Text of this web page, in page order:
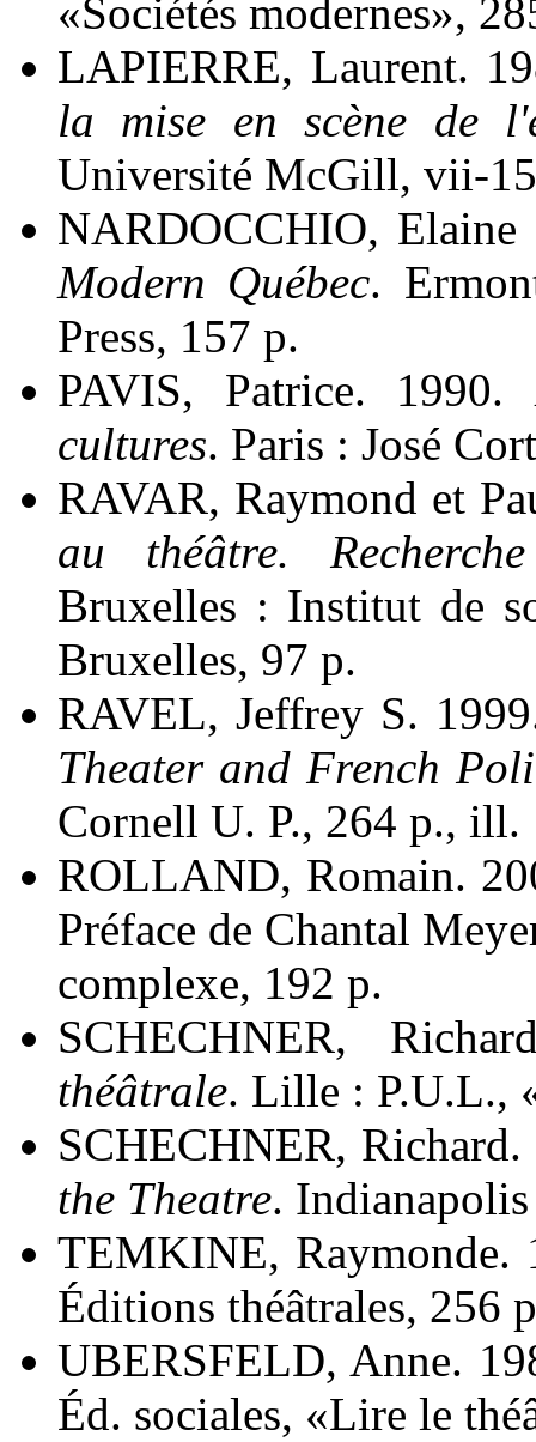
«Sociétés modernes»,
LAPIERRE, Laurent.
la mise en scène de
Université McGill, vii-
NARDOCCHIO,
Modern Québec.
Press, 157 p.
PAVIS, Patrice. 1990.
cultures. Paris : José
RAVAR, Raymond et
au théâtre.
Bruxelles : Institut de
Bruxelles, 97 p.
RAVEL, Jeffrey S.
Theater and French
Cornell U. P., 264 p., ill.
ROLLAND, Romain.
Préface de Chantal
complexe, 192 p.
SCHECHNER,
théâtrale. Lille : P.U.L.,
SCHECHNER,
the Theatre.
TEMKINE, Raymonde.
Éditions théâtrales, 256
UBERSFELD, Anne.
Éd. sociales, «Lire le